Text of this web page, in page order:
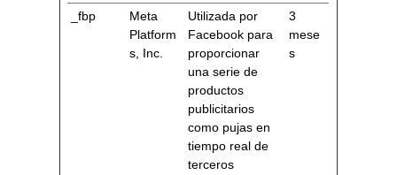
_fbp
Meta
Platform
s, Inc.
Utilizada por
Facebook para
proporcionar
una serie de
productos
publicitarios
como pujas en
tiempo real de
terceros
3
mese
s